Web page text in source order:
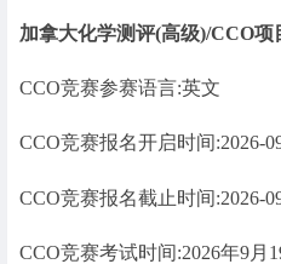
加拿大化学测评(高级)/CCO项
CCO竞赛参赛语言:英文
CCO竞赛报名开启时间:2026-
CCO竞赛报名截止时间:2026-
CCO竞赛考试时间:2026年9月